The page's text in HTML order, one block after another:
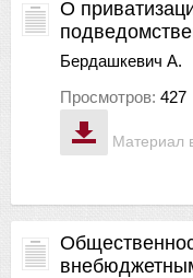
Материал
О
Бердашкевич А.
Просмотров: 427